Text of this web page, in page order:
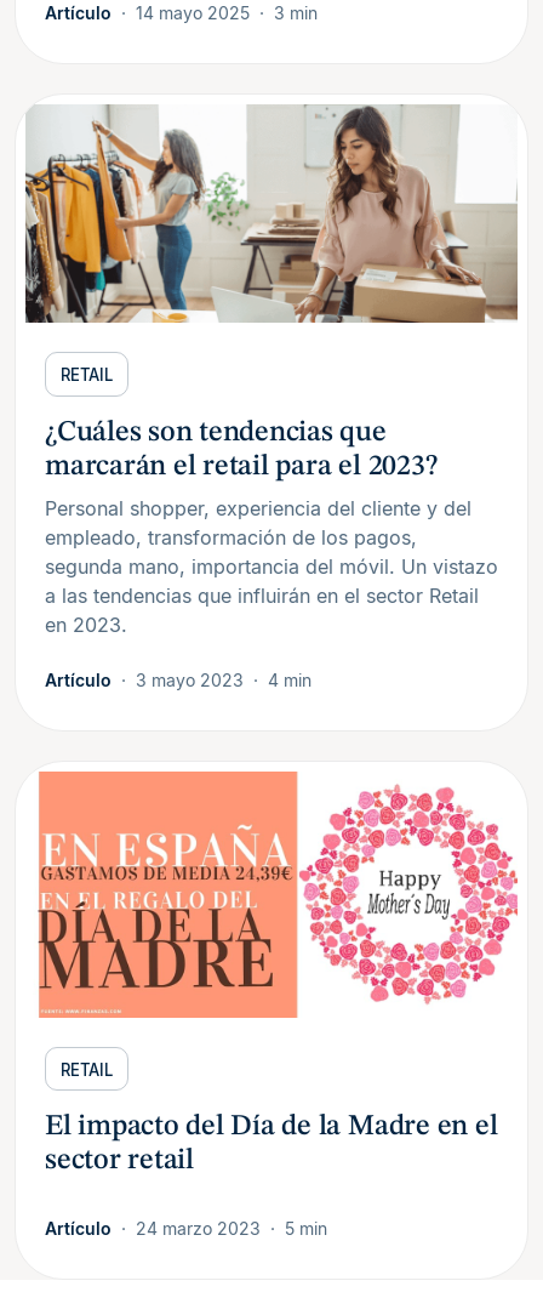
Artículo 14 mayo 2025 3 min
RETAIL
¿Cuáles son tendencias que
marcarán el retail para el 2023?
Personal shopper, experiencia del cliente y del
empleado, transformación de los pagos,
segunda mano, importancia del móvil. Un vistazo
a las tendencias que influirán en el sector Retail
en 2023.
Artículo 3 mayo 2023 4 min
RETAIL
El impacto del Día de la Madre en el
sector retail
Artículo 24 marzo 2023 5 min